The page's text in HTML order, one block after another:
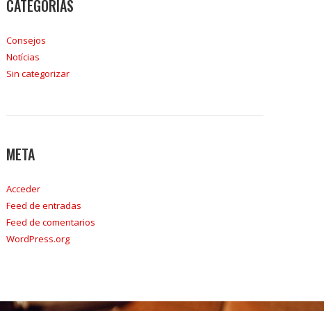
CATEGORÍAS
Consejos
Notícias
Sin categorizar
META
Acceder
Feed de entradas
Feed de comentarios
WordPress.org